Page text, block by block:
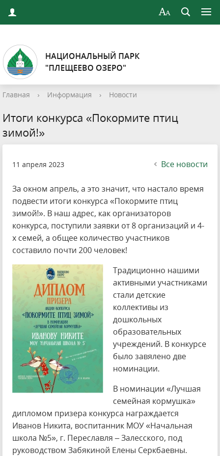
НАЦИОНАЛЬНЫЙ ПАРК
"ПЛЕЩЕЕВО ОЗЕРО"
Главная › Информация › Новости
Итоги конкурса «Покормите птиц
зимой!»
11 апреля 2023 Все новости
За окном апрель, а это значит, что настало время
подвести итоги конкурса «Покормите птиц
зимой!». В наш адрес, как организаторов
конкурса, поступили заявки от 8 организаций и 4-
х семей, а общее количество участников
составило почти 200 человек!
Традиционно нашими
активными участниками
стали детские
коллективы из
дошкольных
образовательных
учреждений. В конкурсе
было завялено две
номинации.
В номинации «Лучшая
семейная кормушка»
дипломом призера конкурса награждается
Иванов Никита, воспитанник МОУ «Начальная
школа №5», г. Переславля – Залесского, под
руководством Забякиной Елены Серкбаевны.